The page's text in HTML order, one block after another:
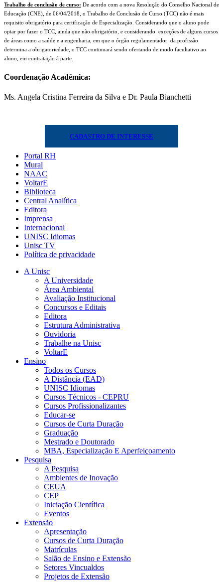
Trabalho de conclusão de curso: De acordo com a nova Resolução do Conselho Nacional de
Educação (CNE), de 06/04/2018, o Trabalho de Conclusão de Curso (TCC) não é mais
requisito obrigatório para certificação de Especialização. Considerando que o aluno pode
optar por fazer o TCC, ainda que não obrigatório, e considerando exceções de alguns cursos
de áreas como a saúde e a engenharia, em que o órgão regulamentador da profissão
determina a obrigatoriedade, o TCC continuará sendo ofertando de modo facultativo ao
aluno, em contratação à parte.
Coordenação Acadêmica:
Ms. Angela Cristina Ferreira da Silva e Dr. Paula Bianchetti
CADASTRO DE INTERESSE
Portal RH
Mural
NAAC
VoltarE
Biblioteca
Central Analítica
Editora
Imprensa
Internacional
UNISC Idiomas
Unisc TV
Política de privacidade
A Unisc
A Universidade
Área Ambiental
Avaliação Institucional
Concursos e Editais
Editora
Estrutura Administrativa
Ouvidoria
Trabalhe na Unisc
VoltarE
Ensino
Todos os Cursos
A Distância (EAD)
UNISC Idiomas
Cursos Técnicos - CEPRU
Cursos Profissionalizantes
Educar-se
Cursos de Curta Duração
Graduação
Mestrado e Doutorado
MBA, Especialização E Aperfeiçoamento
Pesquisa
A Pesquisa
Ambientes de Inovação
CEUA
CEP
Iniciação Científica
Eventos
Extensão
Apresentação
Cursos de Curta Duração
Matrículas
Salão de Ensino e Extensão
Setores Vincualdos
Projetos de Extensão